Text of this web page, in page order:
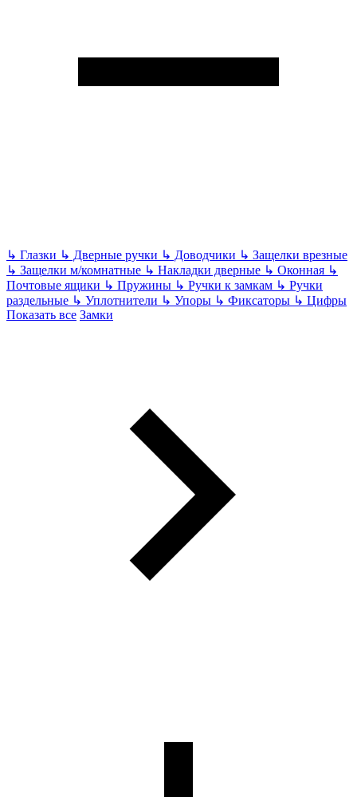
↳ Глазки ↳ Дверные ручки ↳ Доводчики ↳ Защелки врезные
↳ Защелки м/комнатные ↳ Накладки дверные ↳ Оконная ↳
Почтовые ящики ↳ Пружины ↳ Ручки к замкам ↳ Ручки
раздельные ↳ Уплотнители ↳ Упоры ↳ Фиксаторы ↳ Цифры
Показать все Замки